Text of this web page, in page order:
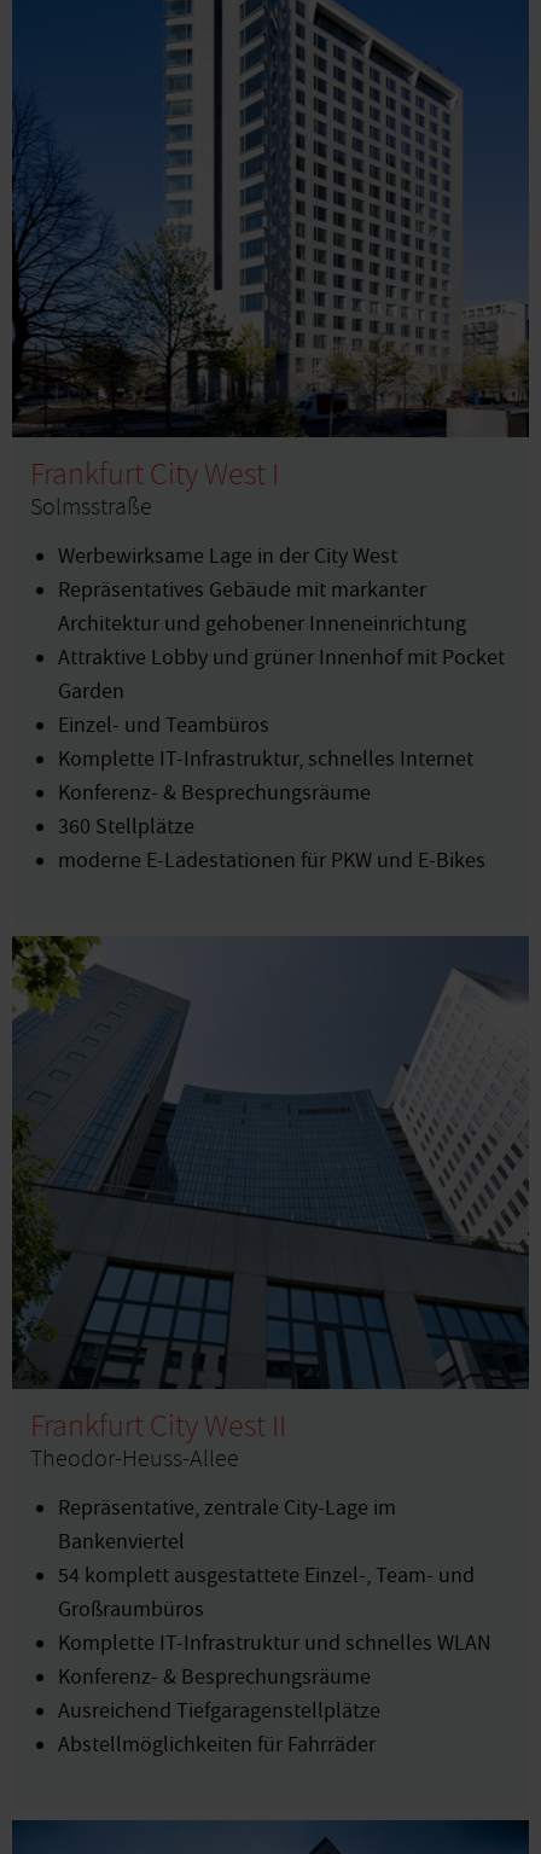
Frankfurt City West I
Solmsstraße
Werbewirksame Lage in der City West
Repräsentatives Gebäude mit markanter
Architektur und gehobener Inneneinrichtung
Attraktive Lobby und grüner Innenhof mit Pocket
Garden
Einzel- und Teambüros
Komplette IT-Infrastruktur, schnelles Internet
Konferenz- & Besprechungsräume
360 Stellplätze
moderne E-Ladestationen für PKW und E-Bikes
Frankfurt City West II
Theodor-Heuss-Allee
Repräsentative, zentrale City-Lage im
Bankenviertel
54 komplett ausgestattete Einzel-, Team- und
Großraumbüros
Komplette IT-Infrastruktur und schnelles WLAN
Konferenz- & Besprechungsräume
Ausreichend Tiefgaragenstellplätze
Abstellmöglichkeiten für Fahrräder